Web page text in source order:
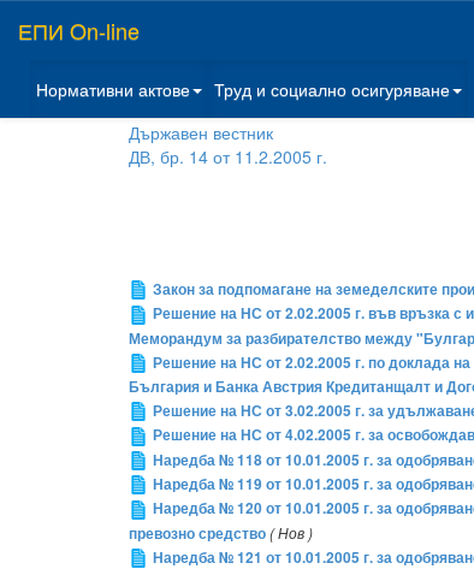
ЕПИ On-line
Нормативни актове Труд и социално осигуряване
Държавен вестник
ДВ, бр. 14 от 11.2.2005 г.
Закон за подпомагане на земеделските
Решение на НС от 2.02.2005 г. във връзка
Меморандум за разбирателство между
Решение на НС от 2.02.2005 г. по доклада
България и Банка Австрия Кредитанщалт и
Решение на НС от 3.02.2005 г. за
Решение на НС от 4.02.2005 г. за
Наредба № 118 от 10.01.2005 г. за
Наредба № 119 от 10.01.2005 г. за
Наредба № 120 от 10.01.2005 г. за
превозно средство( Нов )
Наредба № 121 от 10.01.2005 г. за